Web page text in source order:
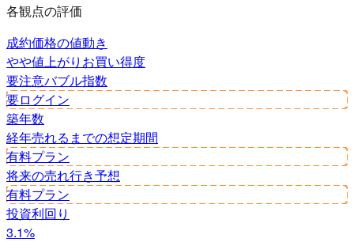
各観点の評価
成約価格の値動き
やや値上がり お買い得度
要注意バブル指数
要ログイン
築年数
経年売れるまでの想定期間
有料プラン
将来の売れ行き予想
有料プラン
投資利回り
3.1%